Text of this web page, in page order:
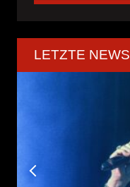
LETZTE NEWS